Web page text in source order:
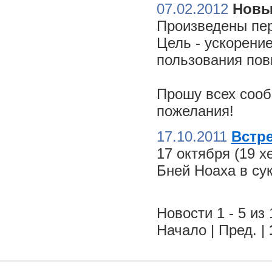
07.02.2012
Произведены
Цель -
пользования
Прошу всех
пожелания!
17.10.2011
17 октября (19
Бней Ноаха в
Новости 1 - 5 из
Начало | Пред. |